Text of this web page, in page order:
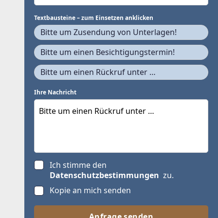
Textbausteine – zum Einsetzen anklicken
Bitte um Zusendung von Unterlagen!
Bitte um einen Besichtigungstermin!
Bitte um einen Rückruf unter …
Ihre Nachricht
Ich stimme den
Datenschutzbestimmungen zu.
Kopie an mich senden